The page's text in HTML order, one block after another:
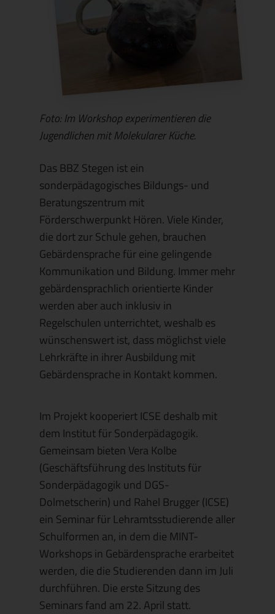
Foto: Im Workshop experimentieren die
Jugendlichen mit Molekularer Küche.
Das BBZ Stegen ist ein
sonderpädagogisches Bildungs- und
Beratungszentrum mit
Förderschwerpunkt Hören. Viele Kinder,
die dort zur Schule gehen, brauchen
Gebärdensprache für eine gelingende
Kommunikation und Bildung. Immer mehr
gebärdensprachlich orientierte Kinder
werden aber auch inklusiv in
Regelschulen unterrichtet, weshalb es
wünschenswert ist, dass möglichst viele
Lehrkräfte in ihrer Ausbildung mit
Gebärdensprache in Kontakt kommen.
Im Projekt kooperiert ICSE deshalb mit
dem Institut für Sonderpädagogik.
Gemeinsam bieten Vera Kolbe
(Geschäftsführung des Instituts für
Sonderpädagogik und DGS-
Dolmetscherin) und Rahel Brugger (ICSE)
ein Seminar für Lehramtsstudierende aller
Schulformen an, in dem die MINT-
Workshops in Gebärdensprache erarbeitet
werden, die die Studierenden dann im Juli
durchführen. Die erste Sitzung des
Seminars fand am 22. April statt.